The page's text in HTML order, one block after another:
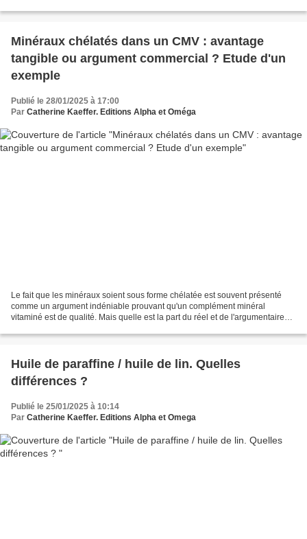
Minéraux chélatés dans un CMV : avantage
tangible ou argument commercial ? Etude d'un
exemple
Publié le 28/01/2025 à 17:00
Par Catherine Kaeffer. Editions Alpha et Oméga
Le fait que les minéraux soient sous forme chélatée est souvent présenté
comme un argument indéniable prouvant qu'un complément minéral
vitaminé est de qualité. Mais quelle est la part du réel et de l'argumentaire
Huile de paraffine / huile de lin. Quelles
différences ?
Publié le 25/01/2025 à 10:14
Par Catherine Kaeffer. Editions Alpha et Omega